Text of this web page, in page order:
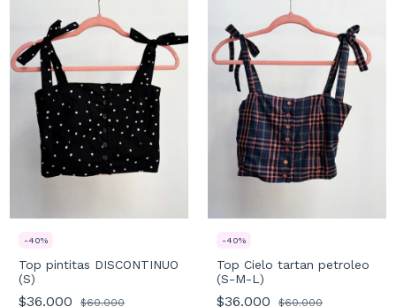
-40%
Top pintitas DISCONTINUO
(S)
$36.000 $60.000
-40%
Top Cielo tartan petroleo
(S-M-L)
$36.000 $60.000